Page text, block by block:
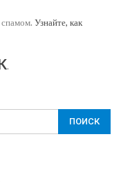
Узнайте, как
.